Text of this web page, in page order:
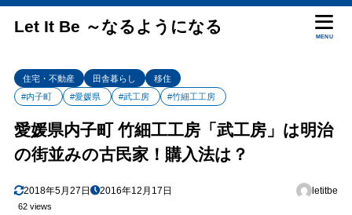
Let It Be ～なるようになる
MENU
住宅・不動産 田舎暮らし
移住
#内子町
#愛媛県 #武工房 #竹細工工房
愛媛県内子町 竹細工工房「武工房」は明治
の街並みの古民家！購入法は？
2018年5月27日 2016年12月17日 letitbe
62 views